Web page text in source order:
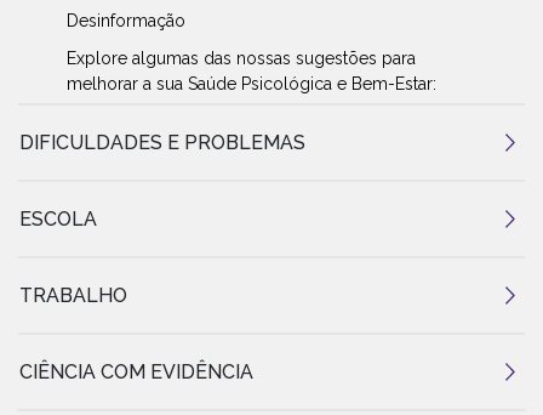
Desinformação
Explore algumas das nossas sugestões para
melhorar a sua Saúde Psicológica e Bem-Estar:
DIFICULDADES E PROBLEMAS
ESCOLA
TRABALHO
CIÊNCIA COM EVIDÊNCIA